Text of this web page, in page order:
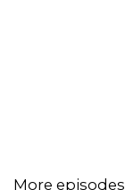
More episodes